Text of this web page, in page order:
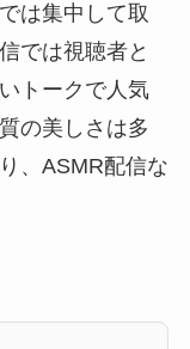
は集中して取
では視聴者と
トークで人気
の美しさは多
、ASMR配信な